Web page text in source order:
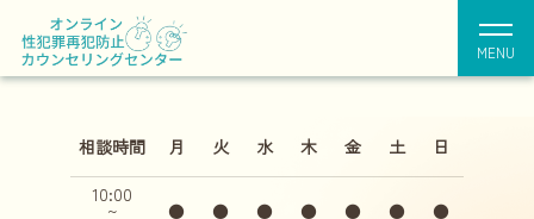
MENU
「気づき」を育て、
『可能性』を拓く場所
性犯罪・性加害再犯防止を専門とした
オンラインカウンセリングルーム
08/05
相談時間 月 火 水 木 金 土
日
10:00
~ ● ● ● ● ● ● ●